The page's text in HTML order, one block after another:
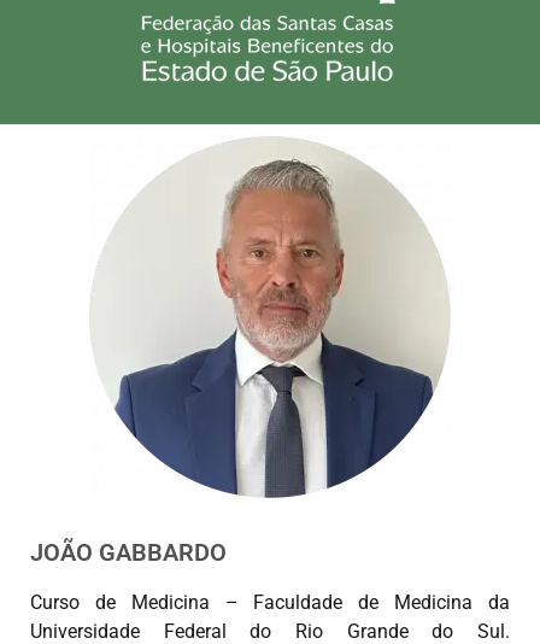
JOÃO GABBARDO
Curso de Medicina – Faculdade de Medicina da
Universidade Federal do Rio Grande do Sul.